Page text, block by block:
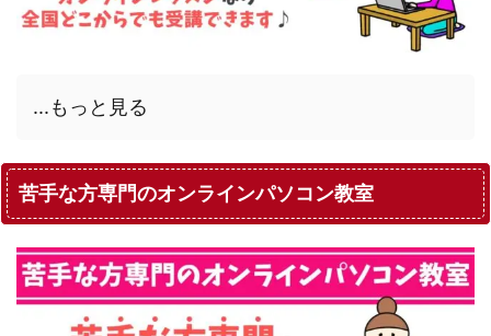
...もっと見る
苦手な方専門のオンラインパソコン教室